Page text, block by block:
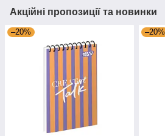
Акційні пропозиції та новинки
–20% –20%